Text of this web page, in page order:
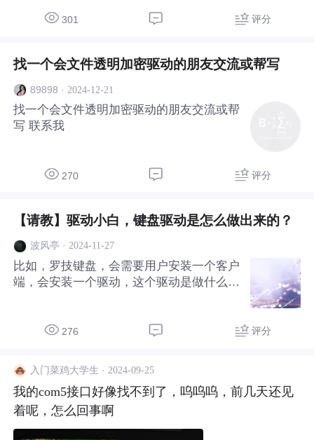
回环测试方法？ 2.是否有参考代码用于测
301 评分
找一个会文件透明加密驱动的朋友交流或帮写
89898 · 2024-12-21
找一个会文件透明加密驱动的朋友交流或帮
写 联系我
270 评分
【请教】驱动小白，键盘驱动是怎么做出来的？
波风亭 · 2024-11-27
比如，罗技键盘，会需要用户安装一个客户
端，会安装一个驱动，这个驱动是做什么
276 评分
入门菜鸡大学生 · 2024-09-25
我的com5接口好像找不到了，呜呜呜，前几天还见
着呢，怎么回事啊